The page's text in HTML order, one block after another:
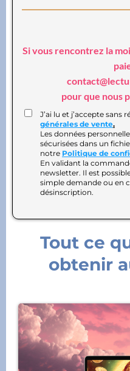
Si vous rencontrez la
pour que nous
J’ai lu et j’accepte sans
générales de vente.
Les données
sécurisées dans un
notre Politique de
En validant la
newsletter. Il est
simple demande ou en
désinscription.
Tout ce
obtenir